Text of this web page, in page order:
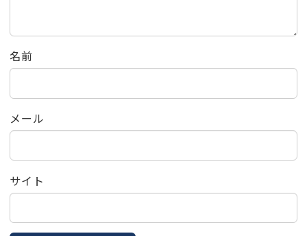
名前
メール
サイト